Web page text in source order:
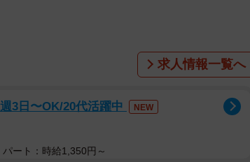
求人情報一覧へ
3日〜OK/20代活躍中 NEW
パート：時給1,350円～